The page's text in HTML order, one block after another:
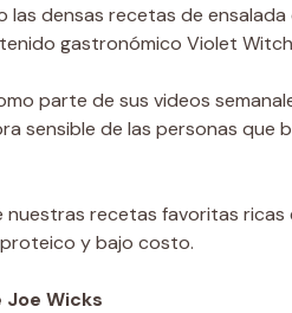
densas recetas de ensalada
gastronómico Violet
parte de sus videos
sensible de las personas que
recetas favoritas ricas
y bajo costo.
Wicks